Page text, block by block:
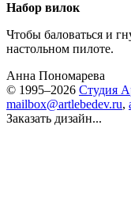
Набор вилок
Чтобы баловаться и
настольном пилоте.
Анна Пономарева
© 1995–2026 Студия
mailbox@artlebedev.ru,
Заказать дизайн...